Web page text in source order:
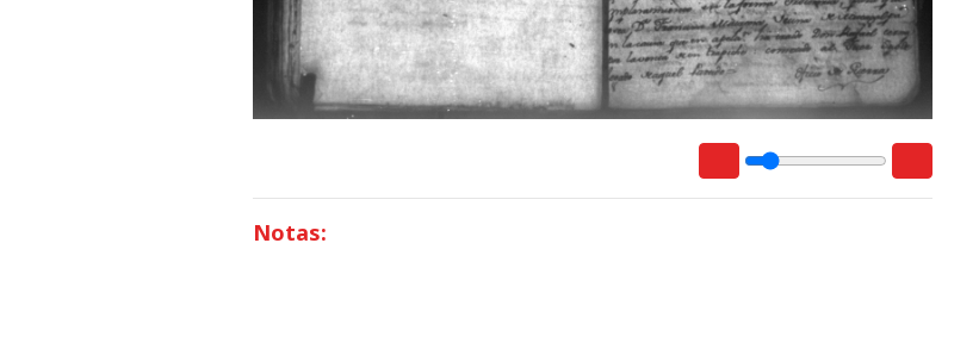
Notas: